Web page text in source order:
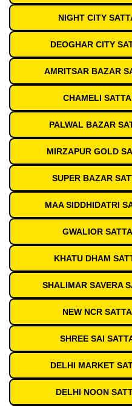
NIGHT CITY
DEOGHAR CITY
AMRITSAR BAZAR
CHAMELI
PALWAL BAZAR
MIRZAPUR GOLD
SUPER BAZAR
MAA SIDDHIDATRI
GWALIOR
KHATU DHAM
SHALIMAR SAVERA
NEW NCR
SHREE SAI
DELHI MARKET
DELHI NOON